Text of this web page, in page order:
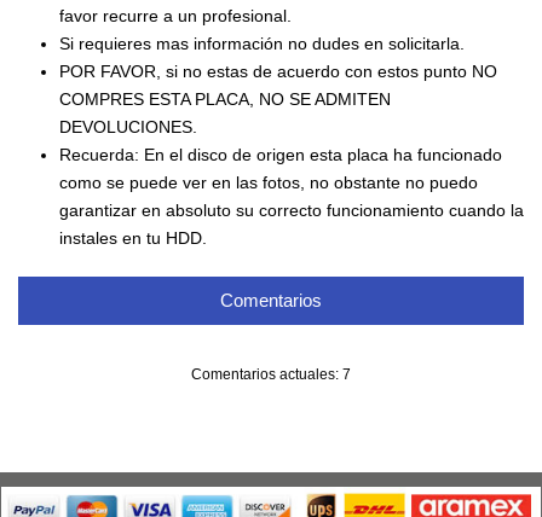
favor recurre a un profesional.
Si requieres mas información no dudes en solicitarla.
POR FAVOR, si no estas de acuerdo con estos punto NO
COMPRES ESTA PLACA, NO SE ADMITEN
DEVOLUCIONES.
Recuerda: En el disco de origen esta placa ha funcionado
como se puede ver en las fotos, no obstante no puedo
garantizar en absoluto su correcto funcionamiento cuando la
instales en tu HDD.
Comentarios
Comentarios actuales: 7